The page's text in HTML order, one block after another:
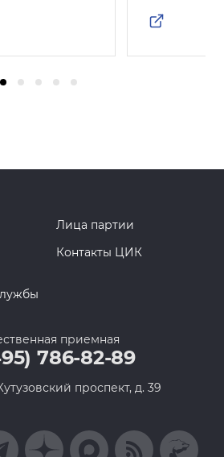
Лица партии
Контакты ЦИК
приемная
786-82-89
проспект, д. 39